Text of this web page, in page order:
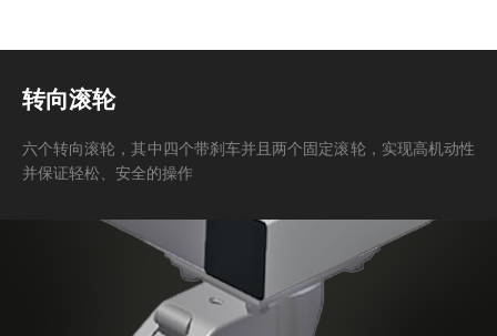
转向滚轮
六个转向滚轮，其中四个带刹车并且两个固定滚轮，实现高机动性
并保证轻松、安全的操作